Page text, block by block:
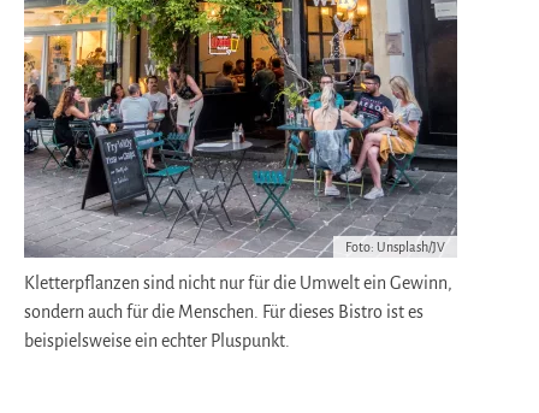
Kletterpflanzen sind nicht nur für die Umwelt ein Gewinn,
sondern auch für die Menschen. Für dieses Bistro ist es
beispielsweise ein echter Pluspunkt.
Foto: Unsplash/JV